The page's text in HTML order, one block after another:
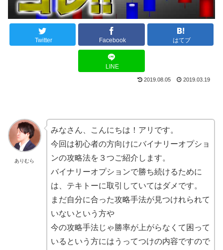
Twitter Facebook はてブ
LINE
2019.08.05 2019.03.19
ありむら
みなさん、こんにちは！アリです。
今回は初心者の方向けにバイナリーオプショ
ンの攻略法を３つご紹介します。
バイナリーオプションで勝ち続けるために
は、テキトーに取引していてはダメです。
まだ自分に合った攻略手法が見つけれられて
いないという方や
今の攻略手法じゃ勝率が上がらなくて困って
いるという方にはうってつけの内容ですので